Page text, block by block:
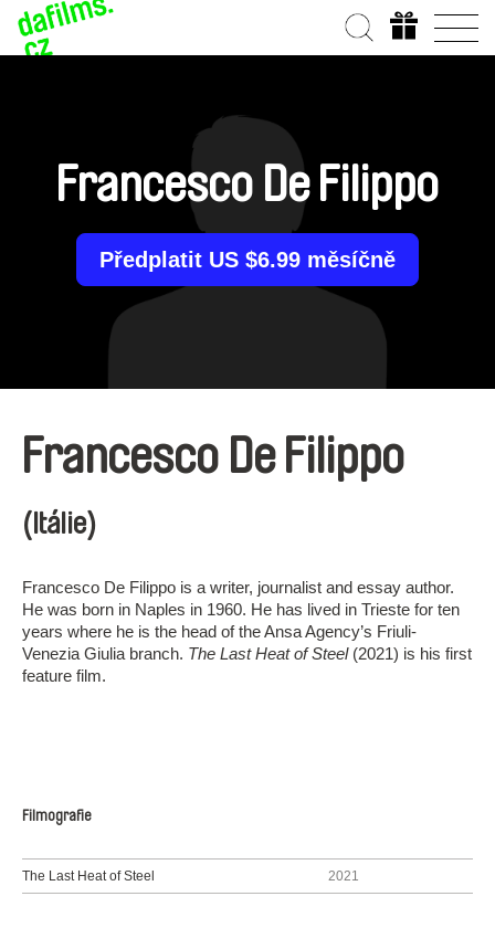
Francesco De Filippo
Předplatit US $6.99 měsíčně
Francesco De Filippo
(Itálie)
Francesco De Filippo is a writer, journalist and essay author.
He was born in Naples in 1960. He has lived in Trieste for ten
years where he is the head of the Ansa Agency’s Friuli-
Venezia Giulia branch. The Last Heat of Steel(2021) is his first
feature film.
Filmografie
The Last Heat of Steel 2021